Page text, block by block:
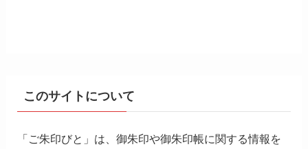
このサイトについて
「ご朱印びと」は、御朱印や御朱印帳に関する情報を